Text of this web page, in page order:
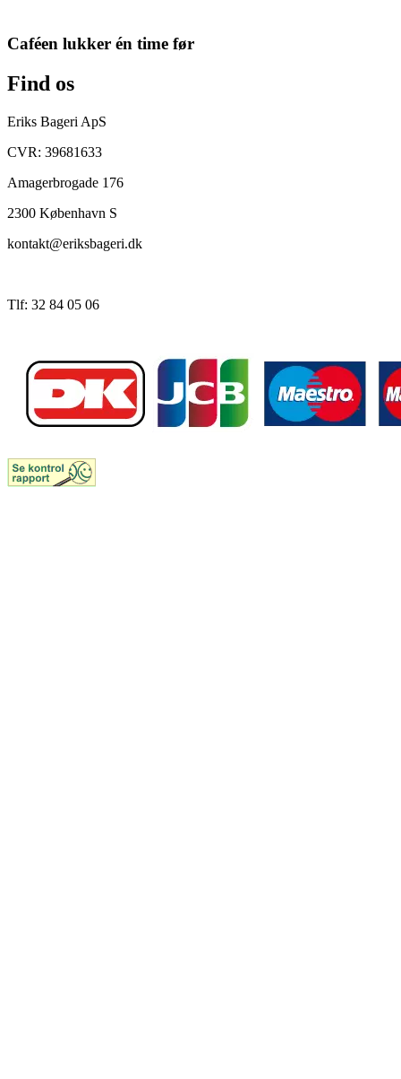
Caféen lukker én time før
Find os
Eriks Bageri ApS
CVR: 39681633
Amagerbrogade 176
2300 København S
kontakt@eriksbageri.dk
Tlf: 32 84 05 06